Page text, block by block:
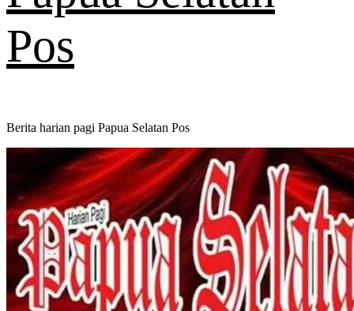
Pos
Berita harian pagi Papua Selatan Pos
Primary